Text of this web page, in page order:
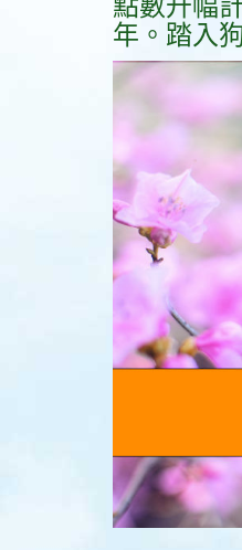
點數升幅
年。踏入